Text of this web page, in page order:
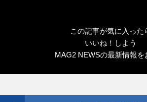
この記事が気に入った
いいね！しよう
MAG2 NEWSの最新情報を